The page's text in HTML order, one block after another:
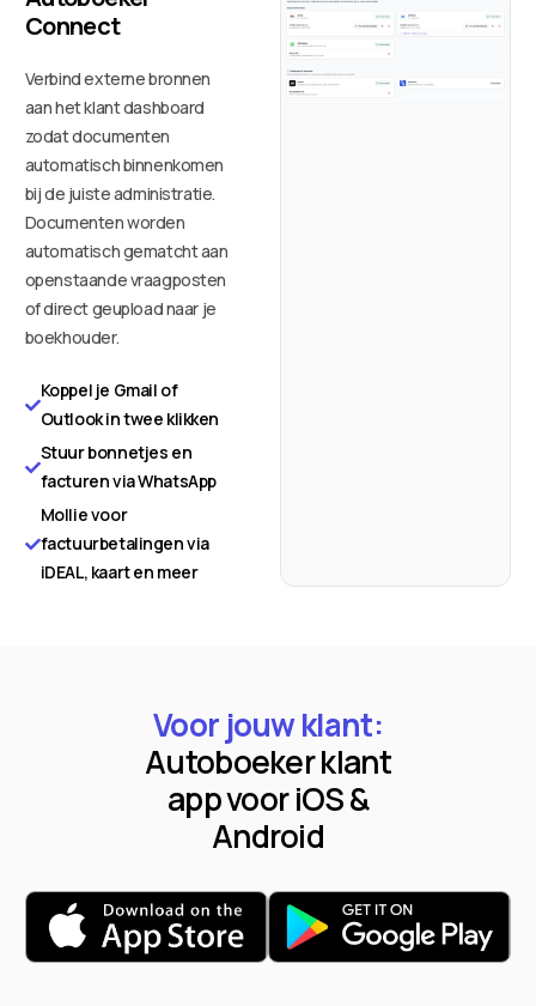
Connect
Verbind externe bronnen
aan het klant dashboard
zodat documenten
automatisch binnenkomen
bij de juiste administratie.
Documenten worden
automatisch gematcht aan
openstaande vraagposten
of direct geupload naar je
boekhouder.
Koppel je Gmail of
Outlook in twee klikken
Stuur bonnetjes en
facturen via WhatsApp
Mollie voor
factuurbetalingen via
iDEAL, kaart en meer
Voor jouw klant:
Autoboeker klant
app voor iOS &
Android